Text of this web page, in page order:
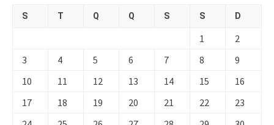
S T Q Q S S D
1
2
3
4 5 6 7 8
9
10
11 12 13 14 15
16
17
18 19 20 21 22
23